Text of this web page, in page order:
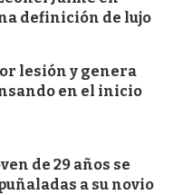
definición de lujo
lesión y genera
en el inicio
de 29 años se
a su novio